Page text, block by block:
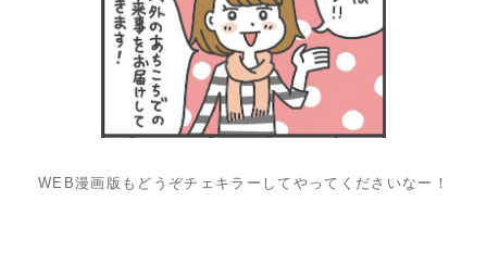
WEB漫画版もどうぞチェキラーしてやってくださいなー！